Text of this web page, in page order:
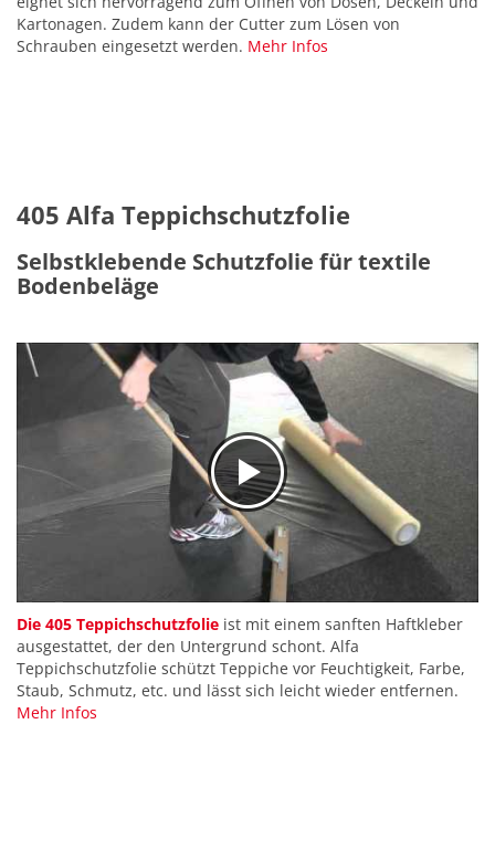
Kartonagen. Zudem kann der Cutter zum Lösen von
Schrauben eingesetzt werden. Mehr Infos
405 Alfa Teppichschutzfolie
Selbstklebende Schutzfolie für textile
Bodenbeläge
Die 405 Teppichschutzfolie ist mit einem sanften Haftkleber
ausgestattet, der den Untergrund schont. Alfa
Teppichschutzfolie schützt Teppiche vor Feuchtigkeit, Farbe,
Staub, Schmutz, etc. und lässt sich leicht wieder entfernen.
Mehr Infos